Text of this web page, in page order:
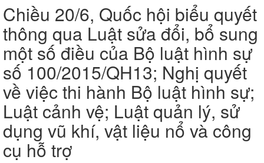
Chiều 20/6, Quốc hội biểu quyết
thông qua Luật sửa đổi, bổ sung
một số điều của Bộ luật hình sự
số 100/2015/QH13; Nghị quyết
về việc thi hành Bộ luật hình sự;
Luật cảnh vệ; Luật quản lý, sử
dụng vũ khí, vật liệu nổ và công
cụ hỗ trợ